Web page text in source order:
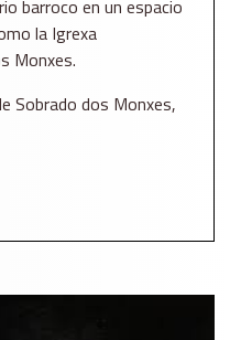
barroco en un espacio
la Igrexa
Monxes.
Sobrado dos Monxes,